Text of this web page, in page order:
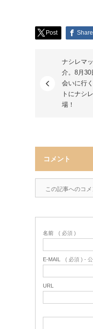
Post Share
ナシレマ
介。8月30
会いに行
トにナシ
場！
コメント
この記事へのコメ
名前 ( 必須 )
E-MAIL ( 必須 ) -
URL